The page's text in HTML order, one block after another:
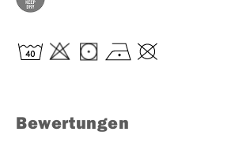
Bewertungen